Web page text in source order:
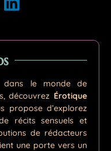
dans le monde de
découvrez Érotique
propose d’explorez
récits sensuels et
de rédacteurs
une porte vers un